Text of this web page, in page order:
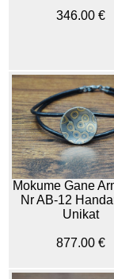
346.00 €
Mokume Gane
Nr AB-12
Unikat
877.00 €